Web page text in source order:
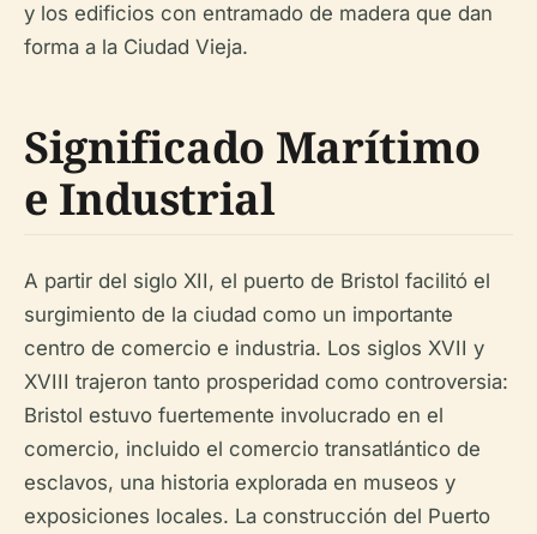
y los edificios con entramado de madera que dan
forma a la Ciudad Vieja.
Significado Marítimo
e Industrial
A partir del siglo XII, el puerto de Bristol facilitó el
surgimiento de la ciudad como un importante
centro de comercio e industria. Los siglos XVII y
XVIII trajeron tanto prosperidad como controversia:
Bristol estuvo fuertemente involucrado en el
comercio, incluido el comercio transatlántico de
esclavos, una historia explorada en museos y
exposiciones locales. La construcción del Puerto